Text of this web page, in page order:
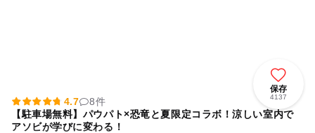
保存
4137
4.7
8件
【駐車場無料】パウパト×恐竜と夏限定コラボ！涼しい室内で
アソビが学びに変わる！